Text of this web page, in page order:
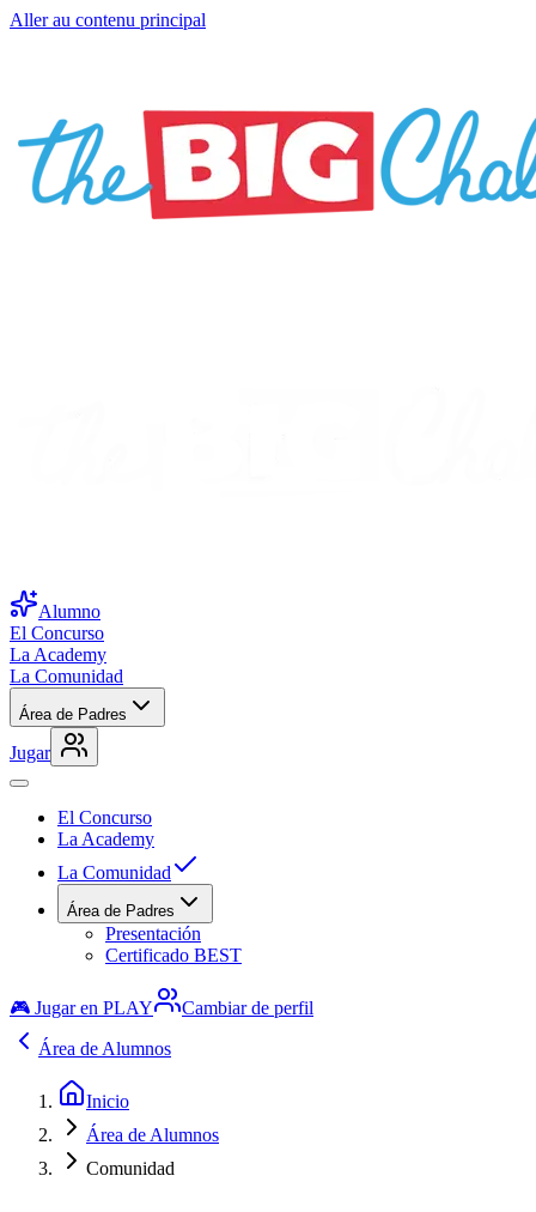
Aller au contenu principal
Alumno
El Concurso
La Academy
La Comunidad
Área de Padres
Jugar
El Concurso
La Academy
La Comunidad
Área de Padres
Presentación
Certificado BEST
🎮 Jugar en PLAY
Cambiar de perfil
Área de Alumnos
Inicio
Área de Alumnos
Comunidad